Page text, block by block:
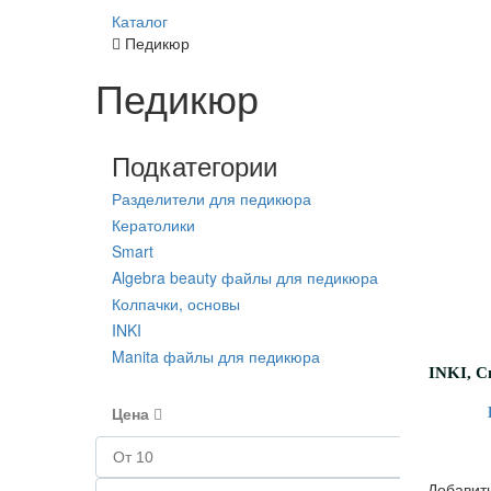
Каталог
Педикюр
Педикюр
Подкатегории
Разделители для педикюра
Кератолики
Smart
Algebra beauty файлы для педикюра
Колпачки, основы
INKI
Manita файлы для педикюра
Цена